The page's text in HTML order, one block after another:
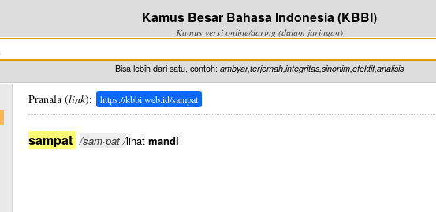
Kamus Besar Bahasa Indonesia (KBBI)
Kamus versi online/daring (dalam jaringan)
Bisa lebih dari satu, contoh: ambyar,terjemah,integritas,sinonim,efektif,analisis
Pranala (link): https://kbbi.web.id/sampat
sampat /sam·pat /lihat mandi